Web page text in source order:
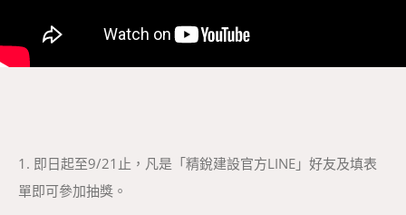
1. 即日起至9/21止，凡是「精銳建設官方LINE」好友及填表
單即可參加抽獎。